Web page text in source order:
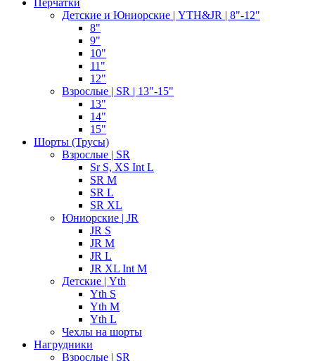
Детские и Юниорские | YTH&JR | 8"-12"
8"
9"
10"
11"
12"
Взрослые | SR | 13"-15"
13"
14"
15"
Шорты (Трусы)
Взрослые | SR
Sr S, XS Int L
SR M
SR L
SR XL
Юниорские | JR
JR S
JR M
JR L
JR XL Int M
Детские | Yth
Yth S
Yth M
Yth L
Чехлы на шорты
Нагрудники
Взрослые | SR